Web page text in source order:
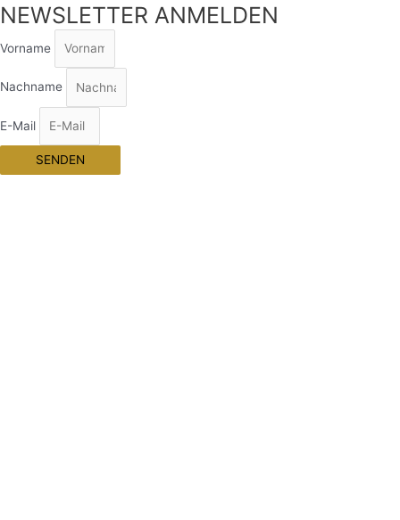
NEWSLETTER ANMELDEN
Vorname
Nachname
E-Mail
SENDEN